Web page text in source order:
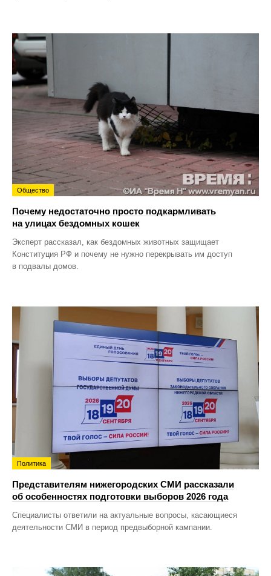
Общество
Почему недостаточно просто подкармливать
на улицах бездомных кошек
Эксперт рассказал, как бездомных животных защищает
Конституция РФ и почему не нужно перекрывать им доступ
в подвалы домов.
Политика
Представителям нижегородских СМИ рассказали
об особенностях подготовки выборов 2026 года
Специалисты ответили на актуальные вопросы, касающиеся
деятельности СМИ в период предвыборной кампании.